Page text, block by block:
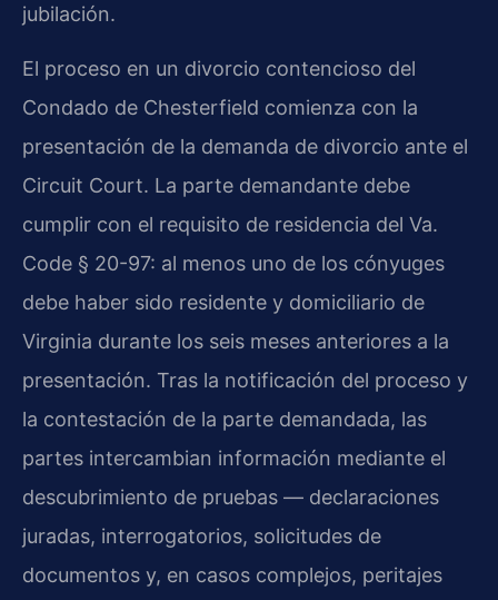
jubilación.
El proceso en un divorcio contencioso del
Condado de Chesterfield comienza con la
presentación de la demanda de divorcio ante el
Circuit Court. La parte demandante debe
cumplir con el requisito de residencia del Va.
Code § 20-97: al menos uno de los cónyuges
debe haber sido residente y domiciliario de
Virginia durante los seis meses anteriores a la
presentación. Tras la notificación del proceso y
la contestación de la parte demandada, las
partes intercambian información mediante el
descubrimiento de pruebas — declaraciones
juradas, interrogatorios, solicitudes de
documentos y, en casos complejos, peritajes